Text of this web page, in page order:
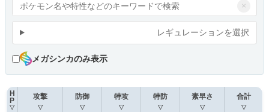
×
レギュレーションを選択
メガシンカのみ表示
H
P
▽
攻撃
▽
防御
▽
特攻
▽
特防
▽
素早さ
▽
合計
▽